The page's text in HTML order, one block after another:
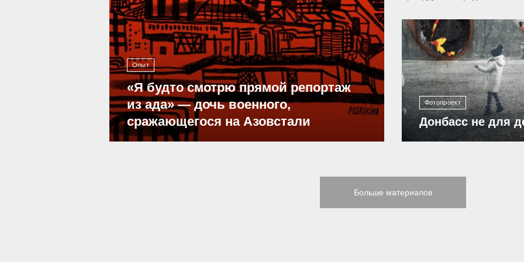
Опыт
«Я будто смотрю прямой репортаж
из ада» — дочь военного,
сражающегося на Азовстали
Фотопроект
Донбасс не для
12 305
Больше материалов